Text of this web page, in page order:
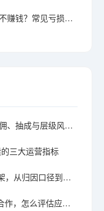
为什么很多包网项目流水很大却不赚钱？常见亏损黑洞盘点
代理体系怎么设计才不失控？包网分佣、抽成与层级风险详解
三大运营指标
渠道ROI归因模型选型：三层决策框架，从归因口径到获客成本上限
和 Win Gaming 这类游戏API供应商合作，怎么评估应急响应能力？根因定位与自保思路